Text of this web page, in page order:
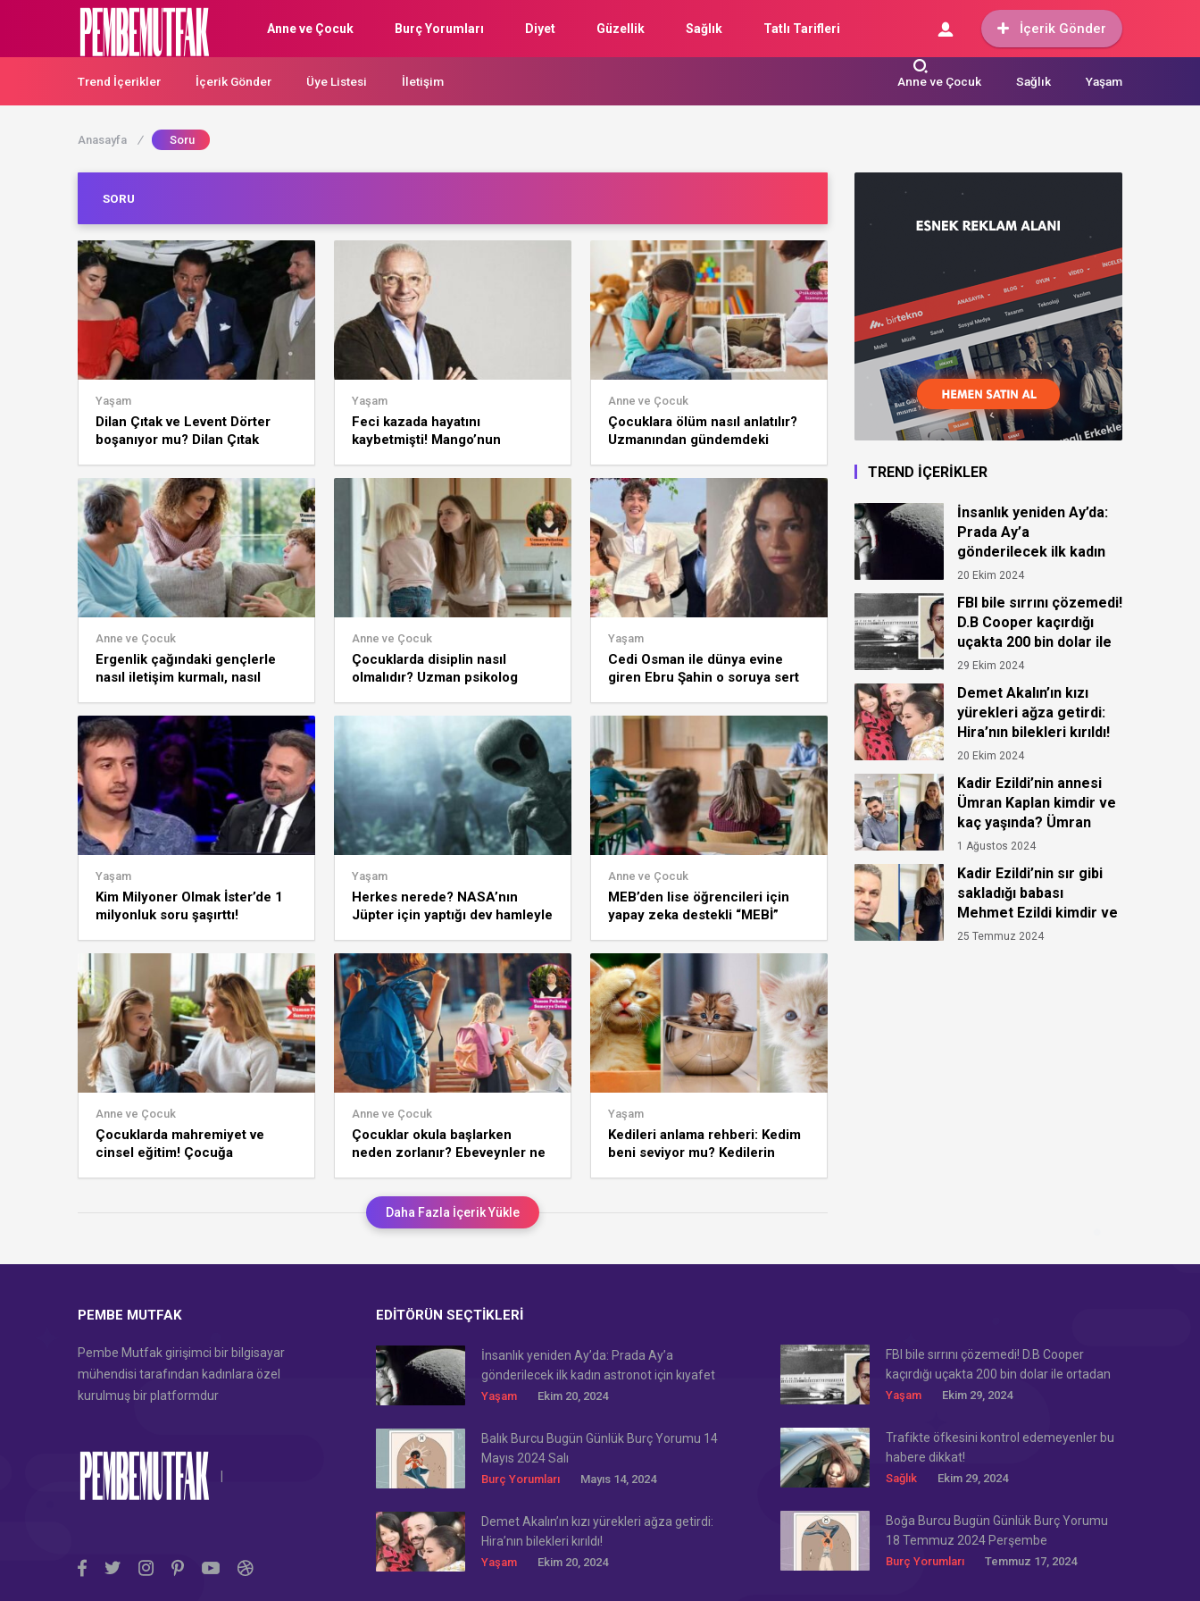
Anne ve Çocuk Burç Yorumları Diyet Güzellik Sağlık Tatlı Tarifleri İçerik Gönder
Trend İçerikler İçerik Gönder Üye Listesi İletişim Anne ve Çocuk Sağlık Yaşam
Anasayfa / Soru
SORU
Yaşam
Dilan Çıtak ve Levent Dörter
boşanıyor mu? Dilan Çıtak
Yaşam
Feci kazada hayatını
kaybetmişti! Mango’nun
oğlu mu itti?
Anne ve Çocuk
Çocuklara ölüm nasıl anlatılır?
Uzmanından gündemdeki
Anne ve Çocuk
Ergenlik çağındaki gençlerle
nasıl iletişim kurmalı, nasıl
açıkladı
Anne ve Çocuk
Çocuklarda disiplin nasıl
olmalıdır? Uzman psikolog
Yaşam
Cedi Osman ile dünya evine
giren Ebru Şahin o soruya sert
Yaşam
Kim Milyoner Olmak İster’de 1
milyonluk soru şaşırttı!
olay oldu
Yaşam
Herkes nerede? NASA’nın
Jüpter için yaptığı dev hamleyle
Anne ve Çocuk
MEB’den lise öğrencileri için
yapay zeka destekli “MEBİ”
Anne ve Çocuk
Çocuklarda mahremiyet ve
cinsel eğitim! Çocuğa
Anne ve Çocuk
Çocuklar okula başlarken
neden zorlanır? Ebeveynler ne
Yaşam
Kedileri anlama rehberi: Kedim
beni seviyor mu? Kedilerin
Daha Fazla İçerik Yükle
TREND İÇERİKLER
İnsanlık yeniden Ay’da:
Prada Ay’a
gönderilecek ilk kadın
astronot için kıyafet
20 Ekim 2024
FBI bile sırrını çözemedi!
D.B Cooper kaçırdığı
uçakta 200 bin dolar ile
ortadan kayboldu!
29 Ekim 2024
Demet Akalın’ın kızı
yürekleri ağza getirdi:
Hira’nın bilekleri kırıldı!
20 Ekim 2024
Kadir Ezildi’nin annesi
Ümran Kaplan kimdir ve
kaç yaşında? Ümran
Kaplan’ın hastalığı ne?
1 Ağustos 2024
Kadir Ezildi’nin sır gibi
sakladığı babası
Mehmet Ezildi kimdir ve
kaç yaşında?
25 Temmuz 2024
PEMBE MUTFAK
Pembe Mutfak girişimci bir bilgisayar
mühendisi tarafından kadınlara özel
kurulmuş bir platformdur
|
EDITÖRÜN SEÇTIKLERI
İnsanlık yeniden Ay’da: Prada Ay’a
gönderilecek ilk kadın astronot için kıyafet
tasarladı!
Yaşam Ekim 20, 2024
FBI bile sırrını çözemedi! D.B Cooper
kaçırdığı uçakta 200 bin dolar ile ortadan
kayboldu!
Yaşam Ekim 29, 2024
Balık Burcu Bugün Günlük Burç Yorumu 14
Mayıs 2024 Salı
Burç Yorumları Mayıs 14, 2024
Trafikte öfkesini kontrol edemeyenler bu
habere dikkat!
Sağlık Ekim 29, 2024
Demet Akalın’ın kızı yürekleri ağza getirdi:
Hira’nın bilekleri kırıldı!
Yaşam Ekim 20, 2024
Boğa Burcu Bugün Günlük Burç Yorumu
18 Temmuz 2024 Perşembe
Burç Yorumları Temmuz 17, 2024